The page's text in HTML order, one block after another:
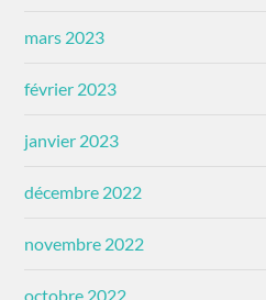
mars 2023
février 2023
janvier 2023
décembre 2022
novembre 2022
octobre 2022